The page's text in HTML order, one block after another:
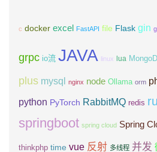
c docker excel FastAPI file Flask gin
grpc io流 JAVA linux lua
plus mysql nginx node Ollama orm
python PyTorch RabbitMQ redis
springboot spring cloud Spring
thinkphp time vue 反射 多线程 并发